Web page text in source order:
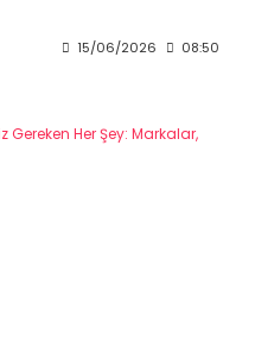
15/06/2026 08:50